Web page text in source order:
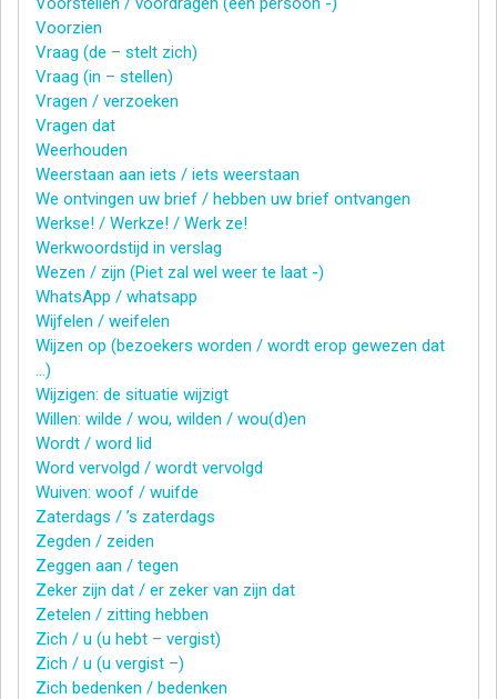
Voorzien
Vraag (de – stelt zich)
Vraag (in – stellen)
Vragen / verzoeken
Vragen dat
Weerhouden
Weerstaan aan iets / iets weerstaan
We ontvingen uw brief / hebben uw brief ontvangen
Werkse! / Werkze! / Werk ze!
Werkwoordstijd in verslag
Wezen / zijn (Piet zal wel weer te laat -)
WhatsApp / whatsapp
Wijfelen / weifelen
Wijzen op (bezoekers worden / wordt erop gewezen dat
…)
Wijzigen: de situatie wijzigt
Willen: wilde / wou, wilden / wou(d)en
Wordt / word lid
Word vervolgd / wordt vervolgd
Wuiven: woof / wuifde
Zaterdags / ’s zaterdags
Zegden / zeiden
Zeggen aan / tegen
Zeker zijn dat / er zeker van zijn dat
Zetelen / zitting hebben
Zich / u (u hebt – vergist)
Zich / u (u vergist –)
Zich bedenken / bedenken